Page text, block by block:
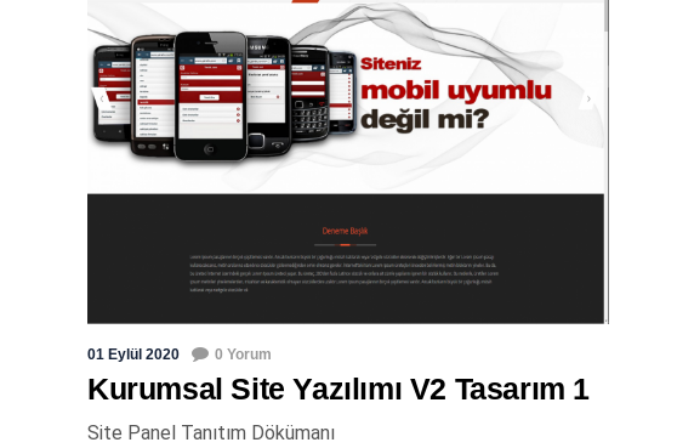
01 Eylül 2020 0 Yorum
Kurumsal Site Yazılımı V2 Tasarım 1
Site Panel Tanıtım Dökümanı